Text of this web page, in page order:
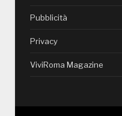
Pubblicità
Privacy
ViviRoma Magazine